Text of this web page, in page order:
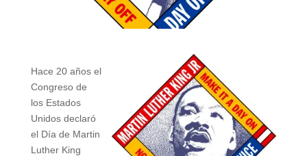
Hace 20 años el
Congreso de
los Estados
Unidos declaró
el Día de Martin
Luther King